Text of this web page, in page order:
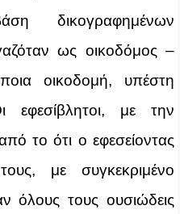
δικογραφημένων
ως οικοδόμος –
οικοδομή, υπέστη
με την
το ότι ο εφεσείοντας
με συγκεκριμένο
όλους τους ουσιώδεις